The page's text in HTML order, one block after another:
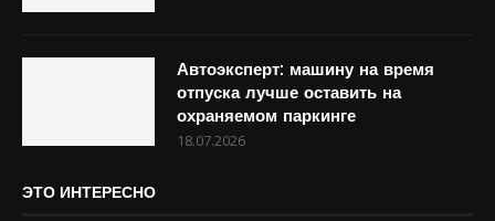
Автоэксперт: машину на время
отпуска лучше оставить на
охраняемом паркинге
18.07.2026
ЭТО ИНТЕРЕСНО